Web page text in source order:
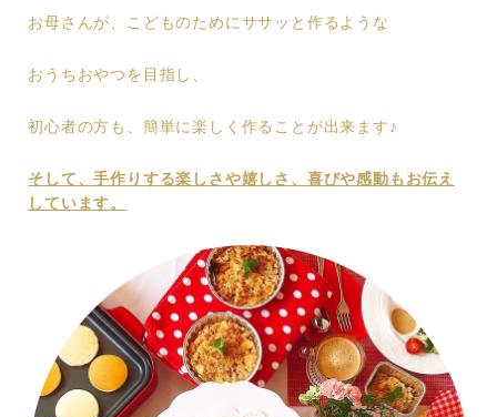
お母さんが、こどものためにササッと作るような
おうちおやつを目指し、
初心者の方も、簡単に楽しく作ることが出来ます♪
そして、手作りする楽しさや嬉しさ、喜びや感動もお伝え
しています。